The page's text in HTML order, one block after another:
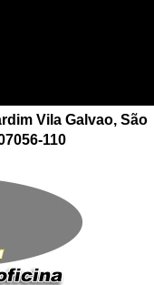
Vila Galvao, São
110